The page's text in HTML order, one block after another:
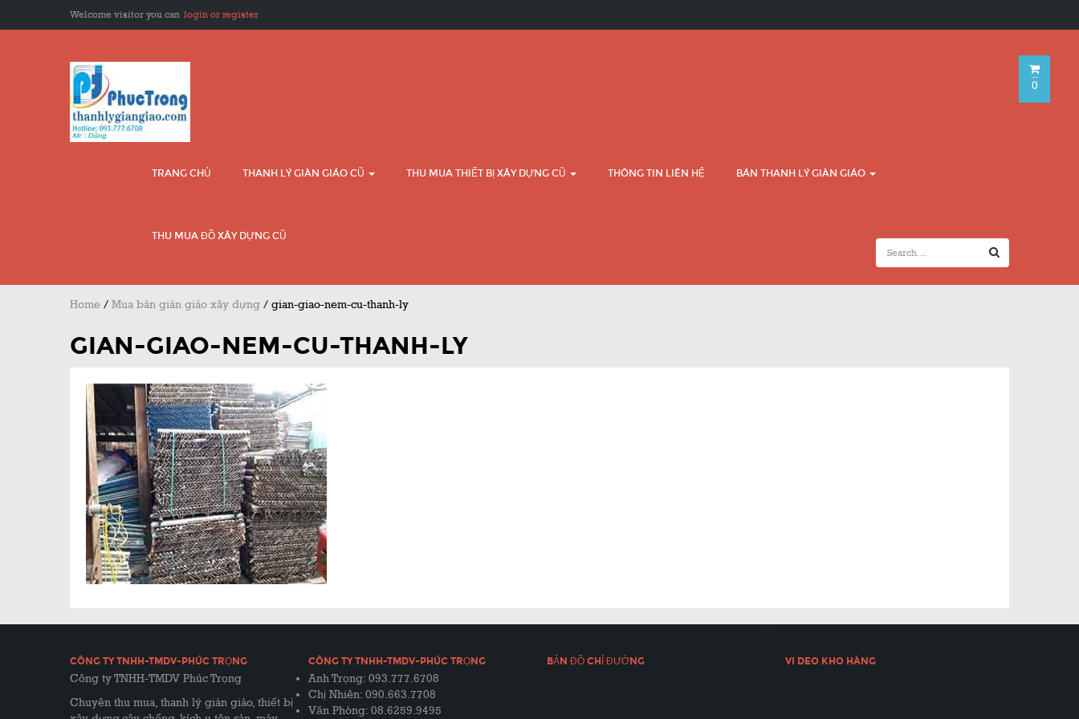
Welcome visitor you can login or register
TRANG CHỦ THANH LÝ GIÀN GIÁO CŨ THU MUA THIẾT BỊ XÂY DỰNG CŨ THÔNG TIN LIÊN HỆ BÁN THANH LÝ GIÀN GIÁO
THU MUA ĐỒ XÂY DỰNG CŨ
0
Home / Mua bán giàn giáo xây dựng / gian-giao-nem-cu-thanh-ly
GIAN-GIAO-NEM-CU-THANH-LY
CÔNG TY TNHH-TMDV-PHÚC TRỌNG
Công ty TNHH-TMDV Phúc Trọng
Chuyên thu mua, thanh lý giàn giáo, thiết bị
CÔNG TY TNHH-TMDV-PHÚC TRỌNG
Anh Trọng: 093.777.6708
Chị Nhiên: 090.663.7708
Văn Phòng: 08.6259.9495
BẢN ĐỒ CHỈ ĐƯỜNG VI DEO KHO HÀNG